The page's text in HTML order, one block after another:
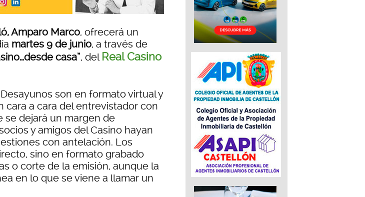
Amparo Marco, ofrecerá un
martes 9 de junio, a través de
casa”, del Real Casino
son en formato virtual y
cara a cara del entrevistador con
se dejará un margen de
y amigos del Casino hayan
con antelación. Los
sino en formato grabado
o corte de la emisión, aunque la
en lo que se viene a llamar un